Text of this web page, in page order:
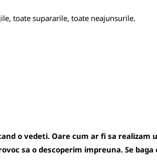
toate supararile, toate neajunsurile.
o vedeti. Oare cum ar fi sa
sa o descoperim impreuna. Se baga